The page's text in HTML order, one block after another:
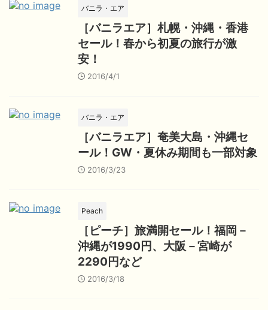
バニラ・エア
［バニラエア］札幌・沖縄・香港
セール！春から初夏の旅行が激
安！
2016/4/1
バニラ・エア
［バニラエア］奄美大島・沖縄セ
ール！GW・夏休み期間も一部対象
2016/3/23
Peach
［ピーチ］旅満開セール！福岡－
沖縄が1990円、大阪－宮崎が
2290円など
2016/3/18